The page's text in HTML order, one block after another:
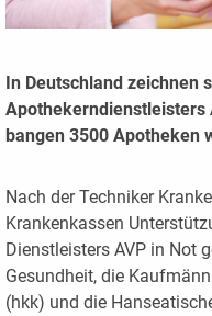
In Deutschland zeichnen
Apothekerndienstleisters
bangen 3500 Apotheken
Nach der Techniker
Krankenkassen
Dienstleisters AVP in Not
Gesundheit, die
(hkk) und die